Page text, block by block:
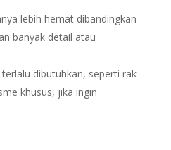
lebih hemat dibandingkan
banyak detail atau
dibutuhkan, seperti rak
khusus, jika ingin